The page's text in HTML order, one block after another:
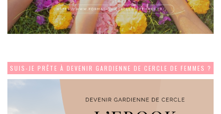
SUIS-JE PRÊTE À DEVENIR GARDIENNE DE CERCLE DE FEMMES ?